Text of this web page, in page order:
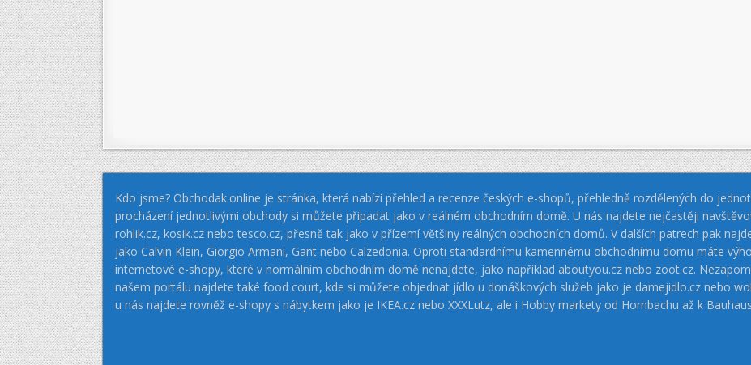
Kdo jsme? Obchodak.online je stránka, která nabízí přehled a recenze českých e-shopů, přehledně rozdělených do
procházení jednotlivými obchody si můžete připadat jako v reálném obchodním domě. U nás najdete nejčastěji
rohlik.cz, kosik.cz nebo tesco.cz, přesně tak jako v přízemí většiny reálných obchodních domů. V dalších patrech pak
jako Calvin Klein, Giorgio Armani, Gant nebo Calzedonia. Oproti standardnímu kamennému obchodnímu domu máte
internetové e-shopy, které v normálním obchodním domě nenajdete, jako například aboutyou.cz nebo zoot.cz.
našem portálu najdete také food court, kde si můžete objednat jídlo u donáškových služeb jako je damejidlo.cz nebo
u nás najdete rovněž e-shopy s nábytkem jako je IKEA.cz nebo XXXLutz, ale i Hobby markety od Hornbachu až k